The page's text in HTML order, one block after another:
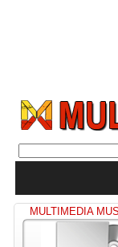
MULTIMEDIA